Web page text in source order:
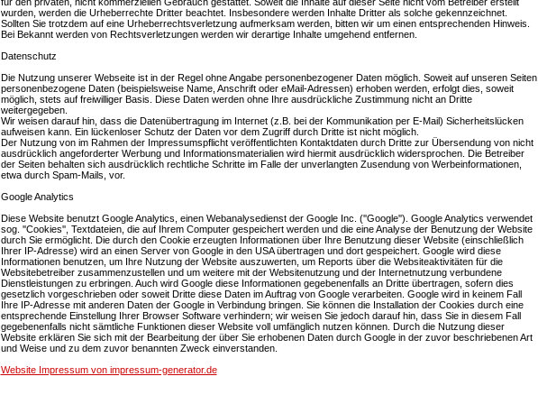
wurden, werden die Urheberrechte Dritter beachtet. Insbesondere werden Inhalte Dritter als solche gekennzeichnet.
Sollten Sie trotzdem auf eine Urheberrechtsverletzung aufmerksam werden, bitten wir um einen entsprechenden Hinweis.
Bei Bekannt werden von Rechtsverletzungen werden wir derartige Inhalte umgehend entfernen.
Datenschutz
Die Nutzung unserer Webseite ist in der Regel ohne Angabe personenbezogener Daten möglich. Soweit auf unseren Seiten
personenbezogene Daten (beispielsweise Name, Anschrift oder eMail-Adressen) erhoben werden, erfolgt dies, soweit
möglich, stets auf freiwilliger Basis. Diese Daten werden ohne Ihre ausdrückliche Zustimmung nicht an Dritte
weitergegeben.
Wir weisen darauf hin, dass die Datenübertragung im Internet (z.B. bei der Kommunikation per E-Mail) Sicherheitslücken
aufweisen kann. Ein lückenloser Schutz der Daten vor dem Zugriff durch Dritte ist nicht möglich.
Der Nutzung von im Rahmen der Impressumspflicht veröffentlichten Kontaktdaten durch Dritte zur Übersendung von nicht
ausdrücklich angeforderter Werbung und Informationsmaterialien wird hiermit ausdrücklich widersprochen. Die Betreiber
der Seiten behalten sich ausdrücklich rechtliche Schritte im Falle der unverlangten Zusendung von Werbeinformationen,
etwa durch Spam-Mails, vor.
Google Analytics
Diese Website benutzt Google Analytics, einen Webanalysedienst der Google Inc. (''Google''). Google Analytics verwendet
sog. ''Cookies'', Textdateien, die auf Ihrem Computer gespeichert werden und die eine Analyse der Benutzung der Website
durch Sie ermöglicht. Die durch den Cookie erzeugten Informationen über Ihre Benutzung dieser Website (einschließlich
Ihrer IP-Adresse) wird an einen Server von Google in den USA übertragen und dort gespeichert. Google wird diese
Informationen benutzen, um Ihre Nutzung der Website auszuwerten, um Reports über die Websiteaktivitäten für die
Websitebetreiber zusammenzustellen und um weitere mit der Websitenutzung und der Internetnutzung verbundene
Dienstleistungen zu erbringen. Auch wird Google diese Informationen gegebenenfalls an Dritte übertragen, sofern dies
gesetzlich vorgeschrieben oder soweit Dritte diese Daten im Auftrag von Google verarbeiten. Google wird in keinem Fall
Ihre IP-Adresse mit anderen Daten der Google in Verbindung bringen. Sie können die Installation der Cookies durch eine
entsprechende Einstellung Ihrer Browser Software verhindern; wir weisen Sie jedoch darauf hin, dass Sie in diesem Fall
gegebenenfalls nicht sämtliche Funktionen dieser Website voll umfänglich nutzen können. Durch die Nutzung dieser
Website erklären Sie sich mit der Bearbeitung der über Sie erhobenen Daten durch Google in der zuvor beschriebenen Art
und Weise und zu dem zuvor benannten Zweck einverstanden.
Website Impressum von impressum-generator.de